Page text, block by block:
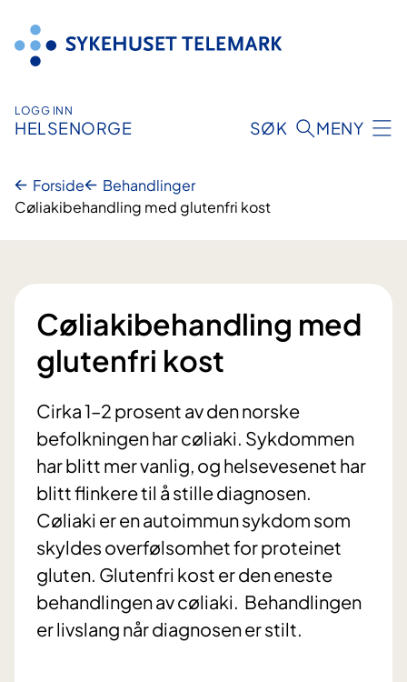
innhold
LOGG INN
HELSENORGE SØK MENY
Forside
Behandlinger
Cøliakibehandling med glutenfri kost
Cøliakibehandling med
glutenfri kost
Cirka 1–2 prosent av den norske
befolkningen har cøliaki. Sykdommen
har blitt mer vanlig, og helsevesenet har
blitt flinkere til å stille diagnosen.
Cøliaki er en autoimmun sykdom som
skyldes overfølsomhet for proteinet
gluten. Glutenfri kost er den eneste
behandlingen av cøliaki. Behandlingen
er livslang når diagnosen er stilt.